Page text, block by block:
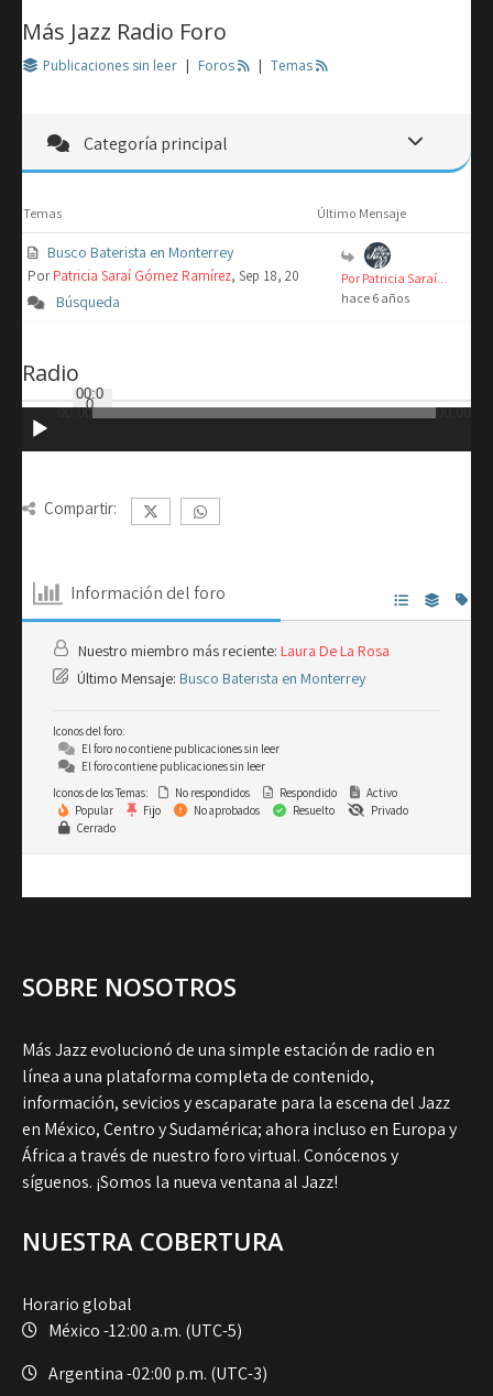
Más Jazz Radio Foro
Publicaciones sin leer | Foros | Temas
Categoría principal
Temas Último Mensaje
Busco Baterista en Monterrey
Por Patricia Saraí Gómez Ramírez, Sep 18, 20
Búsqueda
Por Patricia Saraí...
hace 6 años
Radio
Reproductor
00:00
00:0
0 00:00
Compartir:
Información del foro
Nuestro miembro más reciente: Laura De La Rosa
Último Mensaje: Busco Baterista en Monterrey
Iconos del foro:
El foro no contiene publicaciones sin leer
El foro contiene publicaciones sin leer
Iconos de los Temas:
No respondidos Respondido
Activo
Popular
Fijo No aprobados Resuelto
Privado
Cerrado
SOBRE NOSOTROS
Más Jazz evolucionó de una simple estación de radio en
línea a una plataforma completa de contenido,
información, sevicios y escaparate para la escena del Jazz
en México, Centro y Sudamérica; ahora incluso en Europa y
África a través de nuestro foro virtual. Conócenos y
síguenos. ¡Somos la nueva ventana al Jazz!
NUESTRA COBERTURA
Horario global
México -12:00 a.m. (UTC-5)
Argentina -02:00 p.m. (UTC-3)